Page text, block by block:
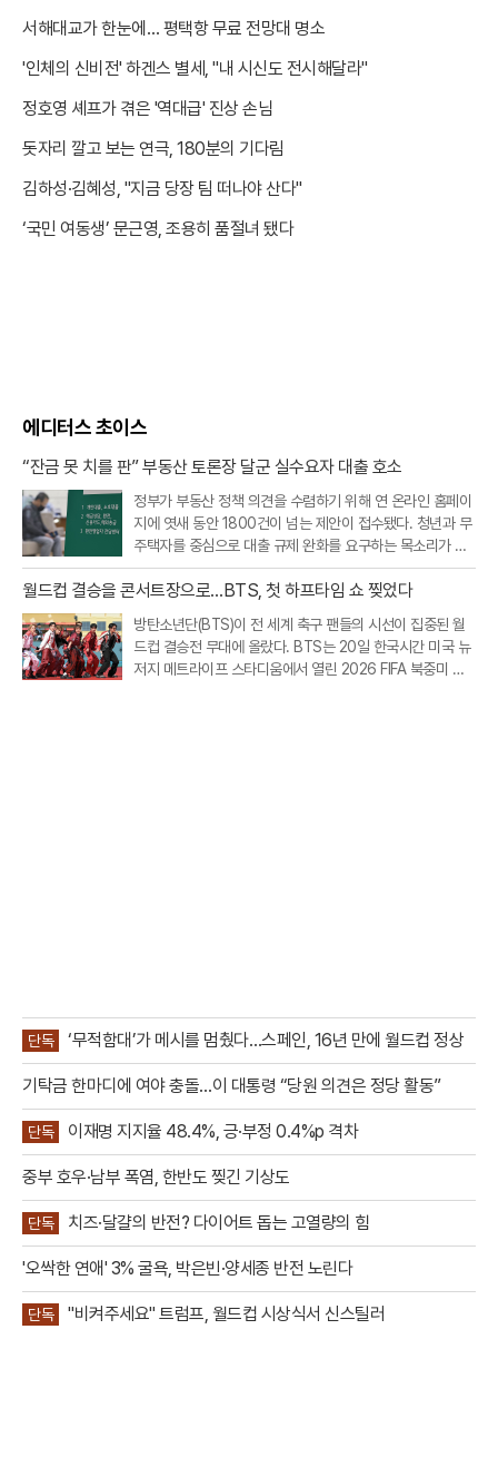
서해대교가 한눈에… 평택항 무료 전망대 명소
'인체의 신비전' 하겐스 별세, "내 시신도 전시해달라"
정호영 셰프가 겪은 '역대급' 진상 손님
돗자리 깔고 보는 연극, 180분의 기다림
김하성·김혜성, "지금 당장 팀 떠나야 산다"
‘국민 여동생’ 문근영, 조용히 품절녀 됐다
에디터스 초이스
“잔금 못 치를 판” 부동산 토론장 달군 실수요자 대출 호소
정부가 부동산 정책 의견을 수렴하기 위해 연 온라인 홈페이
지에 엿새 동안 1800건이 넘는 제안이 접수됐다. 청년과 무
주택자를 중심으로 대출 규제 완화를 요구하는 목소리가 가
장 컸고, 빌라·오피스텔 등 비아파트 공급을 살리기 위한 규
제 개선 요구도 이어졌다.20일 부동산토론회 홈페이지에 따
월드컵 결승을 콘서트장으로…BTS, 첫 하프타임 쇼 찢었다
방탄소년단(BTS)이 전 세계 축구 팬들의 시선이 집중된 월
드컵 결승전 무대에 올랐다. BTS는 20일 한국시간 미국 뉴
저지 메트라이프 스타디움에서 열린 2026 FIFA 북중미 월
단독 ‘무적함대’가 메시를 멈췄다…스페인, 16년 만에 월드컵 정상
기탁금 한마디에 여야 충돌…이 대통령 “당원 의견은 정당 활동”
단독 이재명 지지율 48.4%, 긍·부정 0.4%p 격차
중부 호우·남부 폭염, 한반도 찢긴 기상도
단독 치즈·달걀의 반전? 다이어트 돕는 고열량의 힘
'오싹한 연애' 3% 굴욕, 박은빈·양세종 반전 노린다
단독 "비켜주세요" 트럼프, 월드컵 시상식서 신스틸러